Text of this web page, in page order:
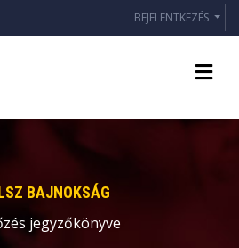
BEJELENTKEZÉS
BAJNOKSÁG
jegyzőkönyve